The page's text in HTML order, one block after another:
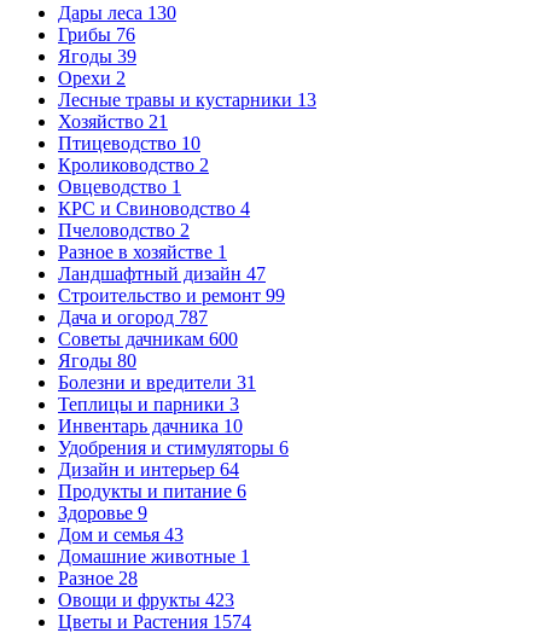
Дары леса 130
Грибы 76
Ягоды 39
Орехи 2
Лесные травы и кустарники 13
Хозяйство 21
Птицеводство 10
Кролиководство 2
Овцеводство 1
КРС и Свиноводство 4
Пчеловодство 2
Разное в хозяйстве 1
Ландшафтный дизайн 47
Строительство и ремонт 99
Дача и огород 787
Советы дачникам 600
Ягоды 80
Болезни и вредители 31
Теплицы и парники 3
Инвентарь дачника 10
Удобрения и стимуляторы 6
Дизайн и интерьер 64
Продукты и питание 6
Здоровье 9
Дом и семья 43
Домашние животные 1
Разное 28
Овощи и фрукты 423
Цветы и Растения 1574